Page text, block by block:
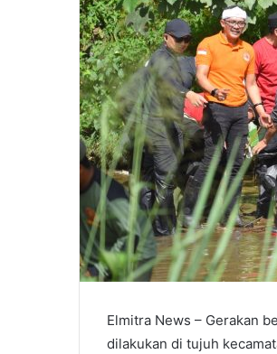
Elmitra News – Gerakan
dilakukan di tujuh